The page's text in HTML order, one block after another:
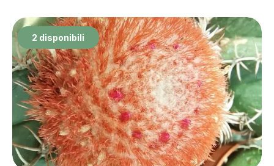
2 disponibili